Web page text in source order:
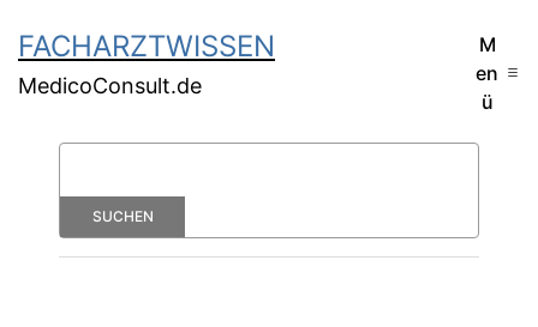
FACHARZTWISSEN
MedicoConsult.de
M
en
ü